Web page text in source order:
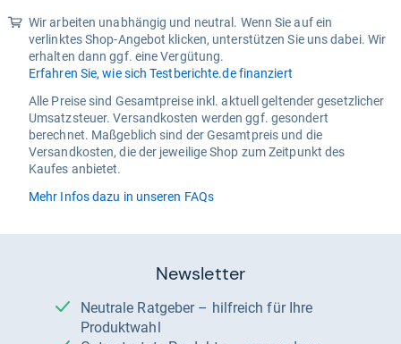
Wir arbeiten unabhängig und neutral. Wenn Sie auf ein
verlinktes Shop-Angebot klicken, unterstützen Sie uns dabei. Wir
erhalten dann ggf. eine Vergütung.
Erfahren Sie, wie sich Testberichte.de finanziert
Alle Preise sind Gesamtpreise inkl. aktuell geltender gesetzlicher
Umsatzsteuer. Versandkosten werden ggf. gesondert
berechnet. Maßgeblich sind der Gesamtpreis und die
Versandkosten, die der jeweilige Shop zum Zeitpunkt des
Kaufes anbietet.
Mehr Infos dazu in unseren FAQs
Newsletter
Neutrale Ratgeber – hilfreich für Ihre
Produktwahl